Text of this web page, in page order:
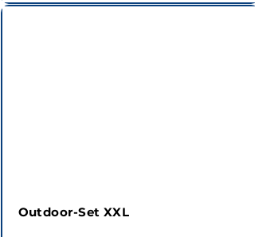
Outdoor-Set XXL